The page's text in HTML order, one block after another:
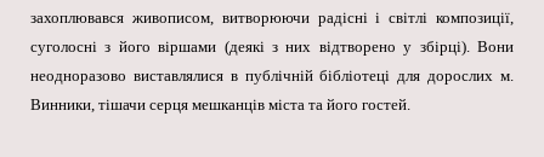
захоплювався живописом, витворюючи радісні і світлі композиції,
суголосні з його віршами (деякі з них відтворено у збірці). Вони
неодноразово виставлялися в публічній бібліотеці для дорослих м.
Винники, тішачи серця мешканців міста та його гостей.